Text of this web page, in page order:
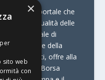
è il portale che
e l’attualità delle
È il portale di
nel settore della
ai contenuti, offre alla
come:
la Borsa
×
sito web
con